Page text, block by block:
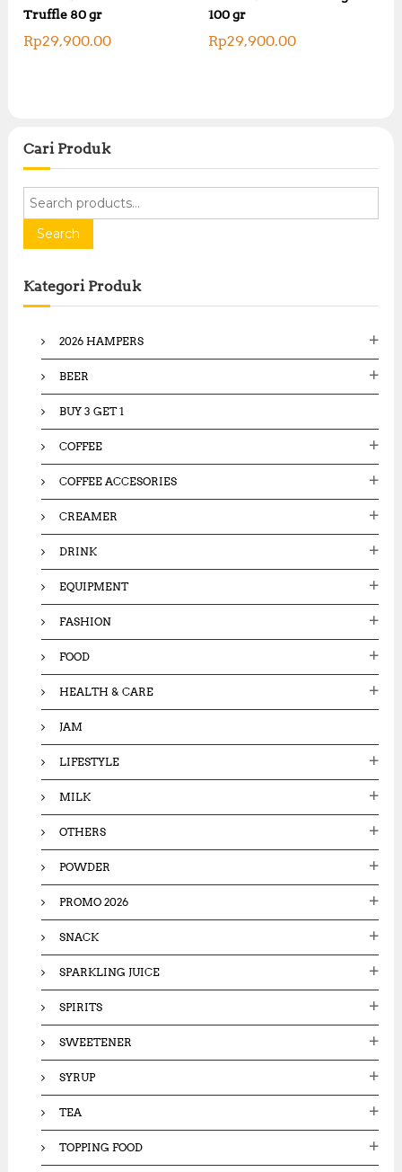
Truffle 80 gr
Rp29,900.00
100 gr
Rp29,900.00
Cari Produk
r
h
f
Search
Kategori Produk
2026 HAMPERS
BEER
BUY 3 GET 1
COFFEE
COFFEE ACCESORIES
CREAMER
DRINK
EQUIPMENT
FASHION
FOOD
HEALTH & CARE
JAM
LIFESTYLE
MILK
OTHERS
POWDER
PROMO 2026
SNACK
SPARKLING JUICE
SPIRITS
SWEETENER
SYRUP
TEA
TOPPING FOOD